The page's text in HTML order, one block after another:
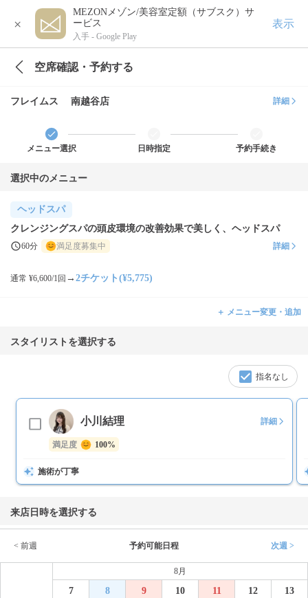
×
MEZONメゾン/美容室定額（サブスク）サ
ービス
入手 - Google Play
表示
空席確認・予約する
フレイムス 南越谷店 詳細
メニュー選択 日時指定 予約手続き
選択中のメニュー
ヘッドスパ
クレンジングスパの頭皮環境の改善効果で美しく、ヘッドスパ
60分 満足度募集中 詳細
通常 ¥6,600/1回 → 2チケット(¥5,775)
＋ メニュー変更・追加
スタイリストを選択する
指名なし
小川結理 詳細
満足度 100%
施術が丁寧
来店日時を選択する
< 前週 予約可能日程 次週 >
8月
7 8 9 10 11 12 13